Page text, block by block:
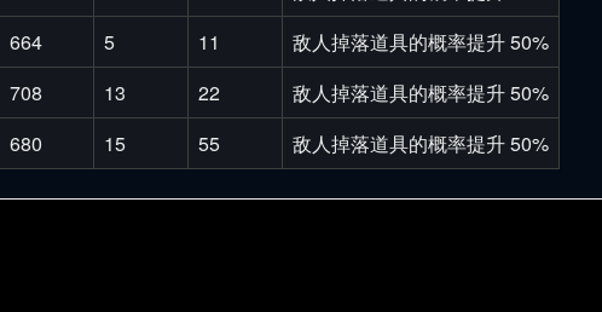
664 5 11
敌人掉落道具的概率提升 50%
708 13 22
敌人掉落道具的概率提升 50%
680 15 55 敌人掉落道具的概率提升 50%